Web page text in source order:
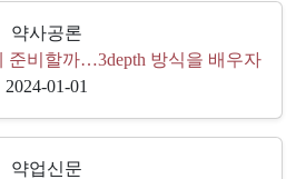
약사공론
준비할까…3depth 방식을 배우자
2024-01-01
약업신문